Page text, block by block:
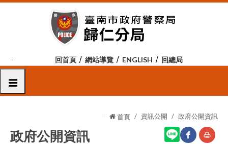
跳
容
塊
::: 回首頁 網站導覽 ENGLISH 回總局
選單
::: 首頁 資訊公開 政府公開資訊
政府公開資訊